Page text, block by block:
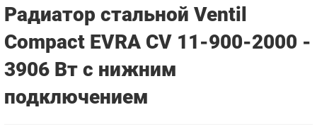
Радиатор стальной Ventil
Compact EVRA CV 11-900-2000 -
3906 Вт с нижним
подключением